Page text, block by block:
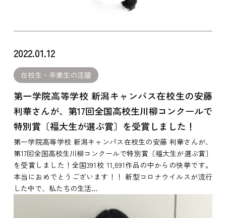
2022.01.12
在校生・卒業生の活躍
第一学院高等学校 新潟キャンパス在校生の安藤
利華さんが、第17回全国高校生川柳コンクールで
特別賞〔福大生が選ぶ賞〕を受賞しました！
第一学院高等学校 新潟キャンパス在校生の安藤 利華さんが、
第17回全国高校生川柳コンクールで特別賞〔福大生が選ぶ賞〕
を受賞しました！全国391校 11,891作品の中からの快挙です。
本当におめでとうございます！！ 新型コロナウイルスが流行
した中で、私たちの生活...